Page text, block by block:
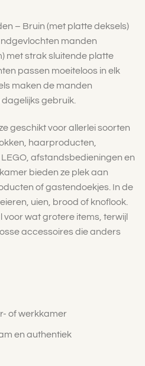
– Bruin (met platte deksels)
manden
met strak sluitende platte
passen moeiteloos in elk
maken de manden
gebruik.
geschikt voor allerlei soorten
haarproducten,
afstandsbedieningen en
bieden ze plek aan
of gastendoekjes. In de
uien, brood of knoflook.
wat grotere items, terwijl
accessoires die anders
of werkkamer
en authentiek